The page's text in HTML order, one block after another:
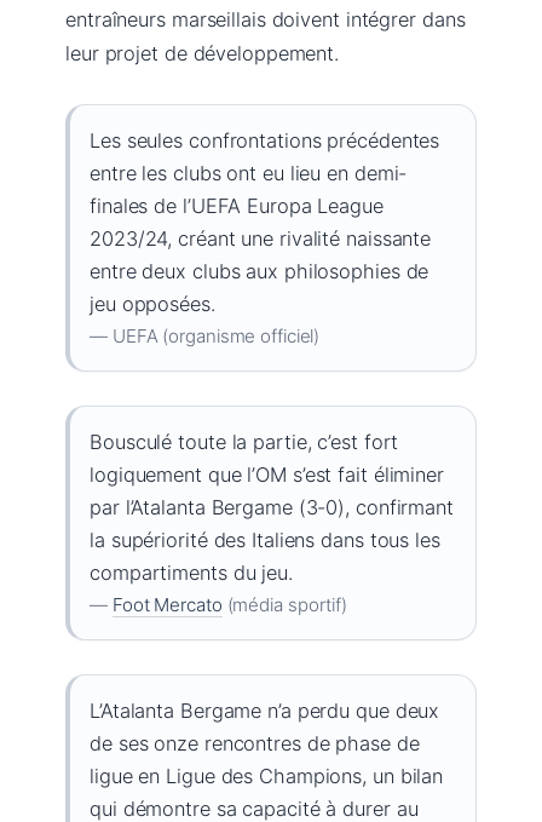
entraîneurs marseillais doivent intégrer dans
leur projet de développement.
Les seules confrontations précédentes
entre les clubs ont eu lieu en demi-
finales de l’UEFA Europa League
2023/24, créant une rivalité naissante
entre deux clubs aux philosophies de
jeu opposées.
— UEFA (organisme officiel)
Bousculé toute la partie, c’est fort
logiquement que l’OM s’est fait éliminer
par l’Atalanta Bergame (3-0), confirmant
la supériorité des Italiens dans tous les
compartiments du jeu.
— Foot Mercato (média sportif)
L’Atalanta Bergame n’a perdu que deux
de ses onze rencontres de phase de
ligue en Ligue des Champions, un bilan
qui démontre sa capacité à durer au